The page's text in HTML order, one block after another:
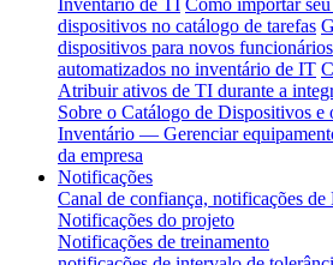
dispositivos no catálogo de tarefas
dispositivos para novos funcionários
automatizados no inventário de IT
Atribuir ativos de TI durante a
Sobre o Catálogo de Dispositivos
Inventário — Gerenciar
da empresa
Notificações
Canal de confiança, notificações de
Notificações do projeto
Notificações de treinamento